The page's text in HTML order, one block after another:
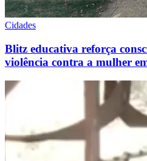
Cidades
Blitz educativa reforça
violência contra a mulher